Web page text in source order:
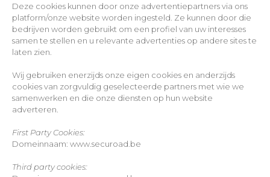
Deze cookies kunnen door onze advertentiepartners via ons
platform/onze website worden ingesteld. Ze kunnen door die
bedrijven worden gebruikt om een profiel van uw interesses
samen te stellen en u relevante advertenties op andere sites te
laten zien.
Wij gebruiken enerzijds onze eigen cookies en anderzijds
cookies van zorgvuldig geselecteerde partners met wie we
samenwerken en die onze diensten op hun website
adverteren.
First Party Cookies:
Domeinnaam: www.securoad.be
Third party cookies: